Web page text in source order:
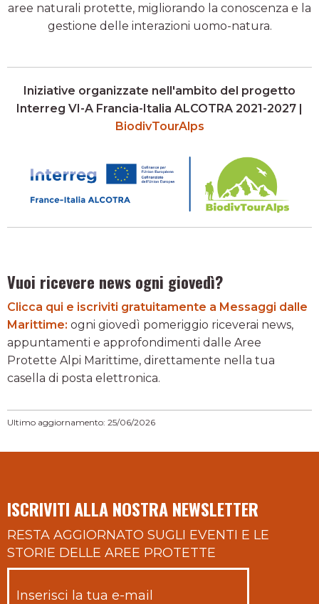
aree naturali protette, migliorando la conoscenza e la
gestione delle interazioni uomo-natura.
Iniziative organizzate nell'ambito del progetto
Interreg VI-A Francia-Italia ALCOTRA 2021-2027 |
BiodivTourAlps
Vuoi ricevere news ogni giovedì?
Clicca qui e iscriviti gratuitamente a Messaggi dalle
Marittime: ogni giovedì pomeriggio riceverai news,
appuntamenti e approfondimenti dalle Aree
Protette Alpi Marittime, direttamente nella tua
casella di posta elettronica.
Ultimo aggiornamento: 25/06/2026
ISCRIVITI ALLA NOSTRA NEWSLETTER
RESTA AGGIORNATO SUGLI EVENTI E LE
STORIE DELLE AREE PROTETTE